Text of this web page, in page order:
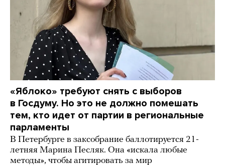
«Яблоко» требуют снять с выборов
в Госдуму. Но это не должно помешать
тем, кто идет от партии в региональные
парламенты
В Петербурге в заксобрание баллотируется 21-
летняя Марина Песляк. Она «искала любые
методы», чтобы агитировать за мир